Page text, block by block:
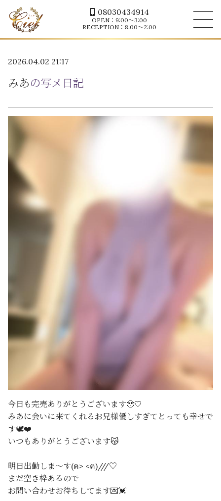
08030434914
OPEN：9:00～3:00
RECEPTION：8:00～2:00
2026.04.02 21:17
みあの写メ日記
今日も完売ありがとうございます🥹🤍
みあに会いに来てくれるお兄様優しすぎてとっても幸せで
す🕊️❤️
いつもありがとうございます😽
明日出勤しま～す(ฅ> <ฅ)///♡
まだ空き枠あるので
お問い合わせお待ちしてます💌💓‪